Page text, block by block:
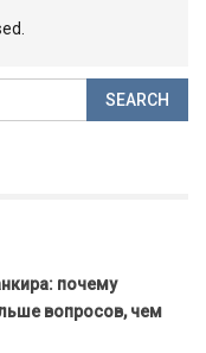
почему
вопросов, чем